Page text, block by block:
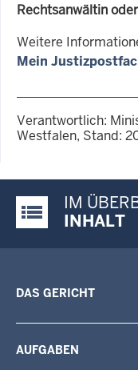
Rechtsanwältin
Weitere
Mein
Verantwortlich:
Westfalen, Stand:
Justiz-Portal im
IM
INHALT
DAS GERICHT
AUFGABEN